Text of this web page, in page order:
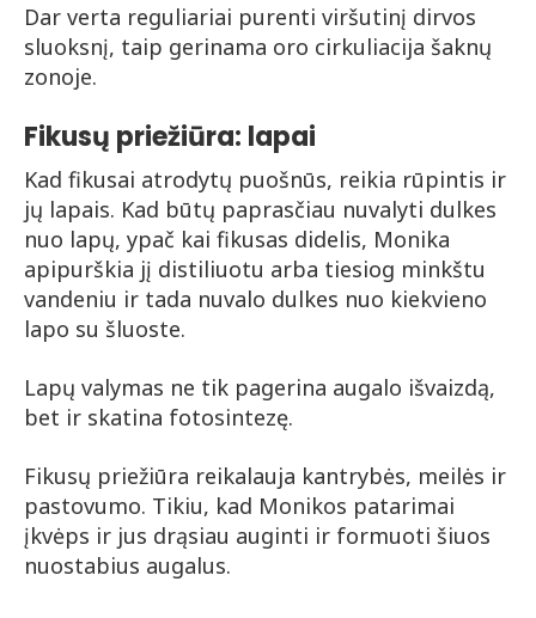
Dar verta reguliariai purenti viršutinį dirvos
sluoksnį, taip gerinama oro cirkuliacija šaknų
zonoje.
Fikusų priežiūra: lapai
Kad fikusai atrodytų puošnūs, reikia rūpintis ir
jų lapais. Kad būtų paprasčiau nuvalyti dulkes
nuo lapų, ypač kai fikusas didelis, Monika
apipurškia jį distiliuotu arba tiesiog minkštu
vandeniu ir tada nuvalo dulkes nuo kiekvieno
lapo su šluoste.
Lapų valymas ne tik pagerina augalo išvaizdą,
bet ir skatina fotosintezę.
Fikusų priežiūra reikalauja kantrybės, meilės ir
pastovumo. Tikiu, kad Monikos patarimai
įkvėps ir jus drąsiau auginti ir formuoti šiuos
nuostabius augalus.